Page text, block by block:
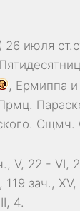
26 июля
, Ермиппа и
Сщмч.
V, 22 - VI,
119 зач.,
4.